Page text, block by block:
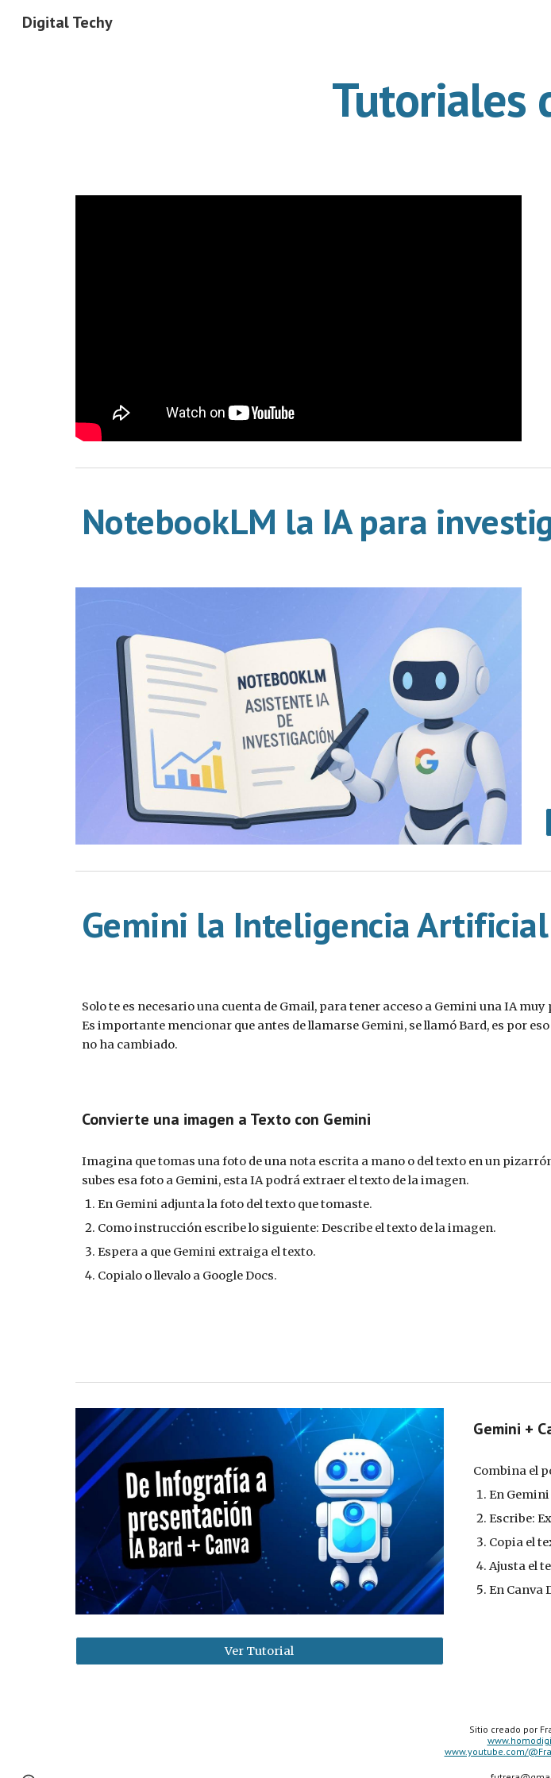
Digital Techy
Tutoriales
NotebookLM la IA para
Gemini la Inteligencia
Solo te es necesario una cuenta de Gmail, para tener acceso a Gemini una IA
Es importante mencionar que antes de llamarse Gemini, se llamó Bard, es por
no ha cambiado.
Convierte una imagen a Texto con Gemini
Imagina quetomas una foto deuna nota escrita a mano o del texto en un
subes esa foto a Gemini, esta IA podrá extraer el texto de la imagen.
En Gemini adjunta la foto del texto que tomaste.
Como instrucción escribe lo siguiente: Describe el texto de la imagen.
Espera a que Gemini extraiga el texto.
Copialo o llevalo a Google Docs.
Ver Tutorial
Gemini +
Combina el
En
Escribe:
Copia el
Ajusta el
En Canva
Sitio creado por
www.youtube.com/